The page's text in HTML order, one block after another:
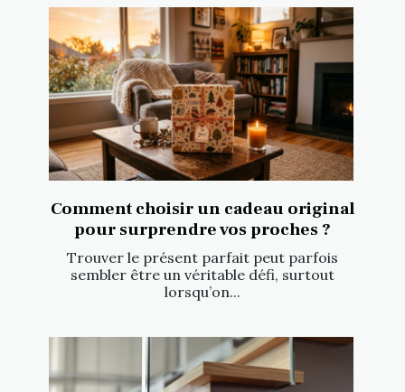
Comment choisir un cadeau original
pour surprendre vos proches ?
Trouver le présent parfait peut parfois
sembler être un véritable défi, surtout
lorsqu’on...